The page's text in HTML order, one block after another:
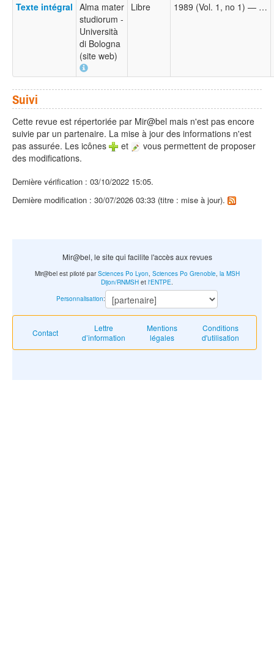
Texte intégral Alma mater
studiorum -
Università
di Bologna
(site web)
Libre 1989 (Vol. 1, no 1) — …
Suivi
Cette revue est répertoriée par Mir@bel mais n'est pas encore
suivie par un partenaire. La mise à jour des informations n'est
pas assurée. Les icônes
et
vous permettent de proposer
des modifications.
Dernière vérification : 03/10/2022 15:05.
Dernière modification : 30/07/2026 03:33 (titre : mise à jour).
Mir@bel, le site qui facilite l'accès aux revues
Contact
Lettre
d’information
Mentions
légales
Conditions
d'utilisation
Mir@bel est piloté parSciences Po Lyon, Sciences Po Grenoble, la MSH
Dijon/RNMSH et l'ENTPE.
Personnalisation: